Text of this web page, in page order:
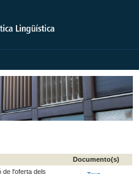
Documento(s)
de l'oferta dels